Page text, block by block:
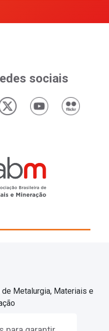
sociais
Metalurgia, Materiais e